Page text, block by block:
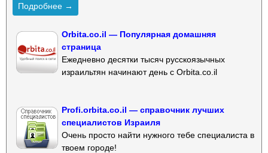
Подробнее →
Orbita.co.il — Популярная домашняя
страница
Ежедневно десятки тысяч русскоязычных
израильтян начинают день с Orbita.co.il
Profi.orbita.co.il — справочник лучших
специалистов Израиля
Очень просто найти нужного тебе специалиста в
твоем городе!